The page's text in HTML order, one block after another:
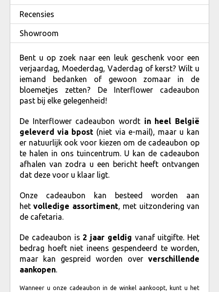
Recensies
Showroom
Bent u op zoek naar een leuk geschenk voor een
verjaardag, Moederdag, Vaderdag of kerst? Wilt u
iemand bedanken of gewoon zomaar in de
bloemetjes zetten? De Interflower cadeaubon
past bij elke gelegenheid!
De Interflower cadeaubon wordt in heel België
geleverd via bpost (niet via e-mail), maar u kan
er natuurlijk ook voor kiezen om de cadeaubon op
te halen in ons tuincentrum. U kan de cadeaubon
afhalen van zodra u een bericht heeft ontvangen
dat deze voor u klaar ligt.
Onze cadeaubon kan besteed worden aan
hetvolledige assortiment, met uitzondering van
de cafetaria.
De cadeaubon is 2 jaar geldig vanaf uitgifte. Het
bedrag hoeft niet ineens gespendeerd te worden,
maar kan gespreid worden over verschillende
aankopen.
Wanneer u onze cadeaubon in de winkel aankoopt, kunt u het